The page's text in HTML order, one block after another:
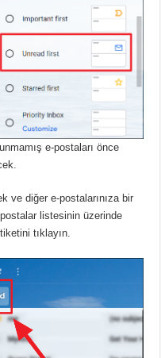
e-postaları önce
ve diğer e-postalarınıza bir
listesinin üzerinde
tıklayın.